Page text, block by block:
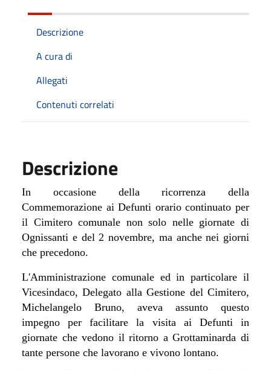
Descrizione
A cura di
Allegati
Contenuti correlati
Descrizione
In occasione della ricorrenza della
Commemorazione ai Defunti orario continuato per
il Cimitero comunale non solo nelle giornate di
Ognissanti e del 2 novembre, ma anche nei giorni
che precedono.
L'Amministrazione comunale ed in particolare il
Vicesindaco, Delegato alla Gestione del Cimitero,
Michelangelo Bruno, aveva assunto questo
impegno per facilitare la visita ai Defunti in
giornate che vedono il ritorno a Grottaminarda di
tante persone che lavorano e vivono lontano.